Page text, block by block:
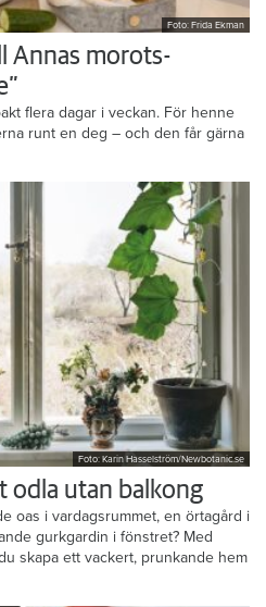
Foto: Frida Ekman
Annas morots-
flera dagar i veckan. För henne
runt en deg – och den får gärna
Foto: Karin Hasselström/Newbotanic.se
odla utan balkong
oas i vardagsrummet, en örtagård i
gurkgardin i fönstret? Med
skapa ett vackert, prunkande hem